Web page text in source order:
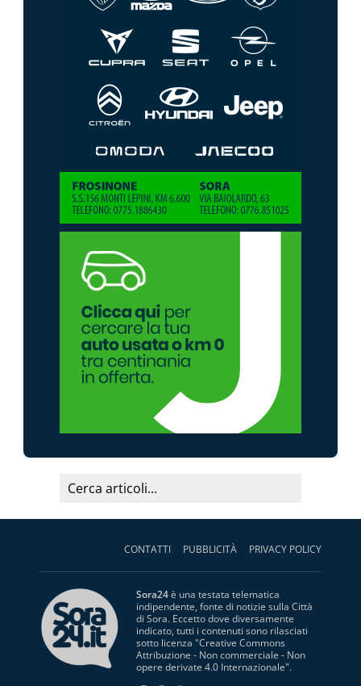
CONTATTI PUBBLICITÀ PRIVACY POLICY
Sora24è una testata telematica
indipendente, fonte di notizie sulla Città
di Sora. Eccetto dove diversamente
indicato, tutti i contenuti sono rilasciati
sotto licenza "Creative Commons
Attribuzione - Non commerciale - Non
opere derivate 4.0 Internazionale".